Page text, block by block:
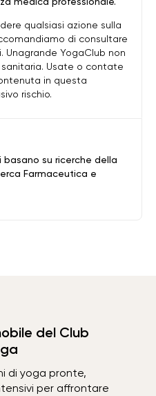
su ricerche della
Farmaceutica e
qualsiasi azione sulla
di consultare
YogaClub non
Usate o contate
in questa
rischio.
del Club
di yoga pronte,
per affrontare